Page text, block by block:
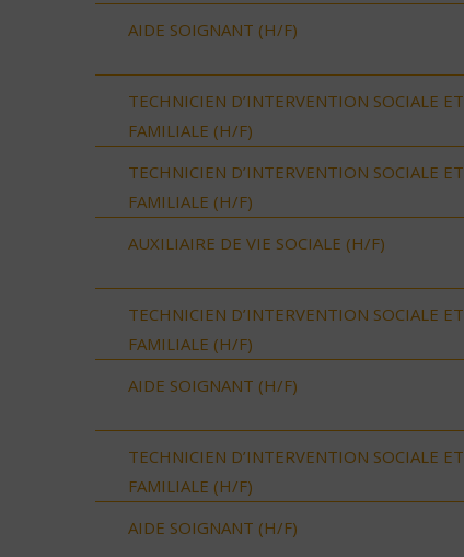
AIDE SOIGNANT (H/F)
TECHNICIEN D’INTERVENTION SOCIALE ET
FAMILIALE (H/F)
TECHNICIEN D’INTERVENTION SOCIALE ET
FAMILIALE (H/F)
AUXILIAIRE DE VIE SOCIALE (H/F)
TECHNICIEN D’INTERVENTION SOCIALE ET
FAMILIALE (H/F)
AIDE SOIGNANT (H/F)
TECHNICIEN D’INTERVENTION SOCIALE ET
FAMILIALE (H/F)
AIDE SOIGNANT (H/F)